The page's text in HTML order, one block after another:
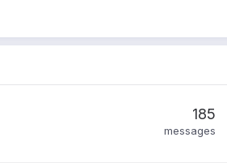
185
messages